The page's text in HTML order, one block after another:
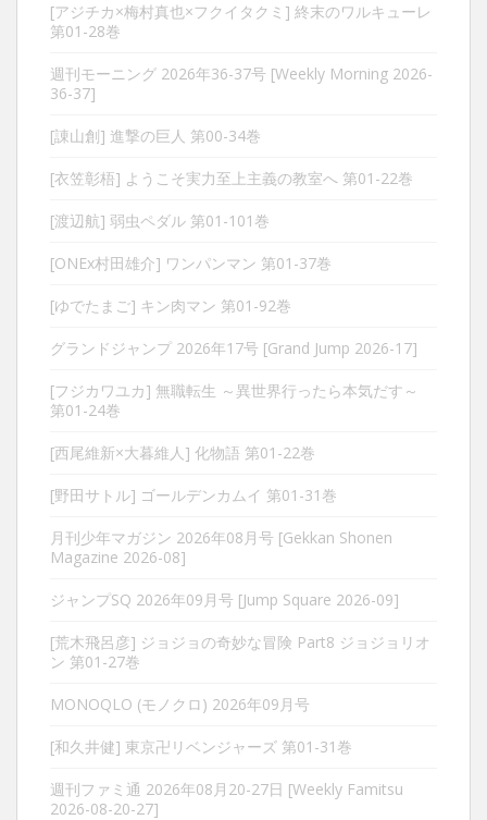
[アジチカ×梅村真也×フクイタクミ] 終末のワルキューレ
第01-28巻
週刊モーニング 2026年36-37号 [Weekly Morning 2026-
36-37]
[諌山創] 進撃の巨人 第00-34巻
[衣笠彰梧] ようこそ実力至上主義の教室へ 第01-22巻
[渡辺航] 弱虫ペダル 第01-101巻
[ONEx村田雄介] ワンパンマン 第01-37巻
[ゆでたまご] キン肉マン 第01-92巻
グランドジャンプ 2026年17号 [Grand Jump 2026-17]
[フジカワユカ] 無職転生 ～異世界行ったら本気だす～
第01-24巻
[西尾維新×大暮維人] 化物語 第01-22巻
[野田サトル] ゴールデンカムイ 第01-31巻
月刊少年マガジン 2026年08月号 [Gekkan Shonen
Magazine 2026-08]
ジャンプSQ 2026年09月号 [Jump Square 2026-09]
[荒木飛呂彦] ジョジョの奇妙な冒険 Part8 ジョジョリオ
ン 第01-27巻
MONOQLO (モノクロ) 2026年09月号
[和久井健] 東京卍リベンジャーズ 第01-31巻
週刊ファミ通 2026年08月20-27日 [Weekly Famitsu
2026-08-20-27]